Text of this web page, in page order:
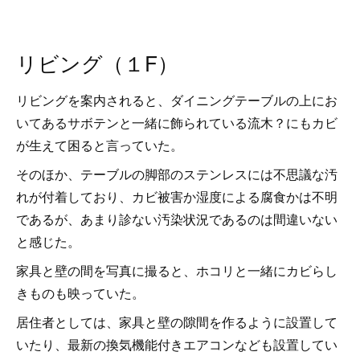
リビング（１F）
リビングを案内されると、ダイニングテーブルの上にお
いてあるサボテンと一緒に飾られている流木？にもカビ
が生えて困ると言っていた。
そのほか、テーブルの脚部のステンレスには不思議な汚
れが付着しており、カビ被害か湿度による腐食かは不明
であるが、あまり診ない汚染状況であるのは間違いない
と感じた。
家具と壁の間を写真に撮ると、ホコリと一緒にカビらし
きものも映っていた。
居住者としては、家具と壁の隙間を作るように設置して
いたり、最新の換気機能付きエアコンなども設置してい